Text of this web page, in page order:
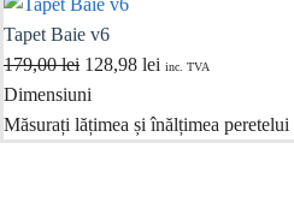
179,00 lei.
Tapet Baie v6
179,00lei Prețul
inițial
a
128,98 lei Prețul
este:
inc. TVA
Dimensiuni
Măsurați lățimea și înălțimea